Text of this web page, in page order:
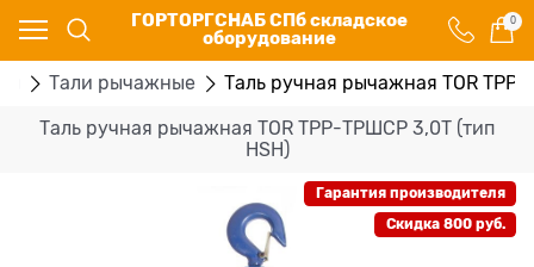
ГОРТОРГСНАБ СПб складское
оборудование
0
Тали рычажные Таль ручная рычажная TOR
Таль ручная рычажная TOR ТРР-ТРШСР 3,0Т (тип
HSH)
Гарантия производителя
Скидка 800 руб.